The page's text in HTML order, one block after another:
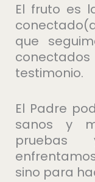
El fruto es
que
testimonio.
El Padre
sanos y
pruebas
sino para